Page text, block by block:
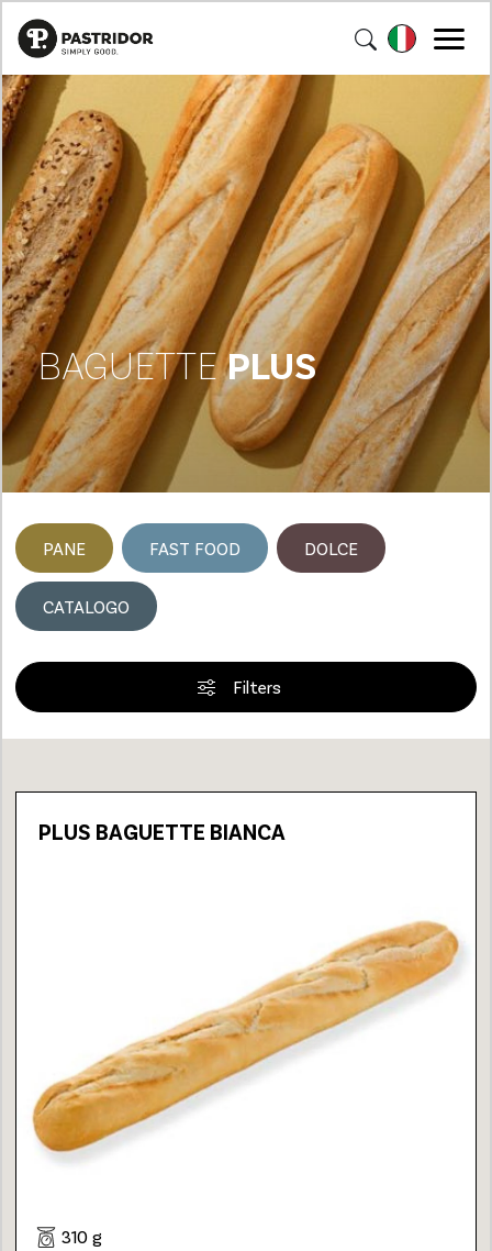
BAGUETTEPLUS
PANE FAST FOOD DOLCE
CATALOGO
Filters
PLUS BAGUETTE BIANCA
310 g
Loading...